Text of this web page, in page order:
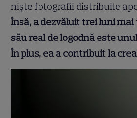
niște fotografii distribuite
Însă, a dezvăluit trei luni mai
său real de logodnă este
În plus, ea a contribuit la